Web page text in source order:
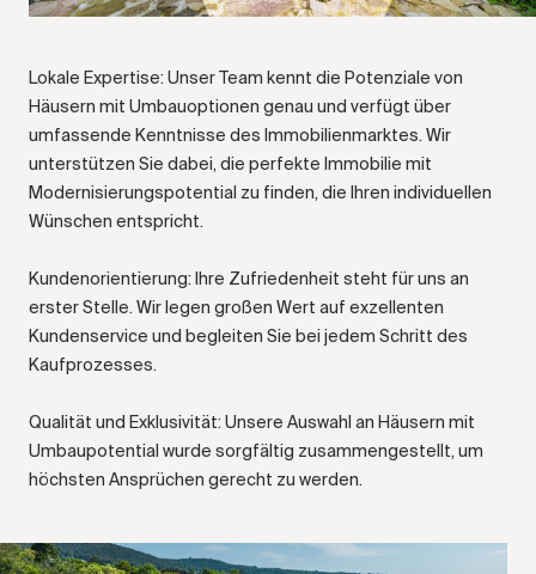
Lokale Expertise: Unser Team kennt die Potenziale von
Häusern mit Umbauoptionen genau und verfügt über
umfassende Kenntnisse des Immobilienmarktes. Wir
unterstützen Sie dabei, die perfekte Immobilie mit
Modernisierungspotential zu finden, die Ihren individuellen
Wünschen entspricht.
Kundenorientierung: Ihre Zufriedenheit steht für uns an
erster Stelle. Wir legen großen Wert auf exzellenten
Kundenservice und begleiten Sie bei jedem Schritt des
Kaufprozesses.
Qualität und Exklusivität: Unsere Auswahl an Häusern mit
Umbaupotential wurde sorgfältig zusammengestellt, um
höchsten Ansprüchen gerecht zu werden.